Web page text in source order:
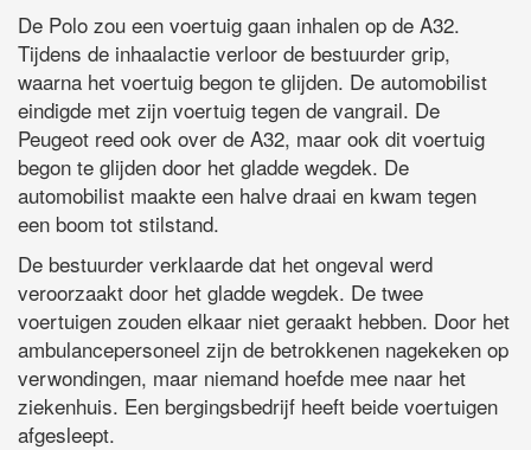
De Polo zou een voertuig gaan inhalen op de A32.
Tijdens de inhaalactie verloor de bestuurder grip,
waarna het voertuig begon te glijden. De automobilist
eindigde met zijn voertuig tegen de vangrail. De
Peugeot reed ook over de A32, maar ook dit voertuig
begon te glijden door het gladde wegdek. De
automobilist maakte een halve draai en kwam tegen
een boom tot stilstand.
De bestuurder verklaarde dat het ongeval werd
veroorzaakt door het gladde wegdek. De twee
voertuigen zouden elkaar niet geraakt hebben. Door het
ambulancepersoneel zijn de betrokkenen nagekeken op
verwondingen, maar niemand hoefde mee naar het
ziekenhuis. Een bergingsbedrijf heeft beide voertuigen
afgesleept.